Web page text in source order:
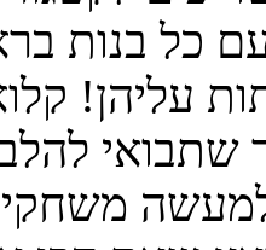
כל בנות
עליהן!
משחקי